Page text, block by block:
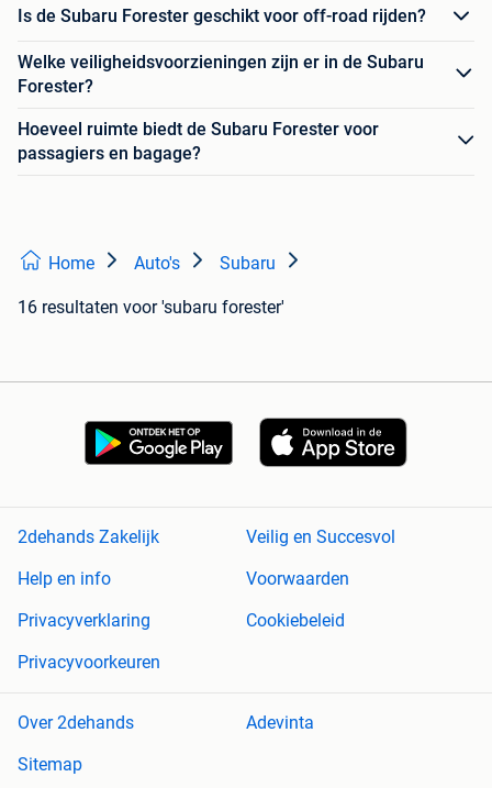
Is de Subaru Forester geschikt voor off-road rijden?
Welke veiligheidsvoorzieningen zijn er in de Subaru
Forester?
Hoeveel ruimte biedt de Subaru Forester voor
passagiers en bagage?
Home Auto's Subaru
16 resultaten voor 'subaru forester'
2dehands Zakelijk
Veilig en Succesvol
Help en info
Voorwaarden
Privacyverklaring
Cookiebeleid
Privacyvoorkeuren
Over 2dehands
Adevinta
Sitemap